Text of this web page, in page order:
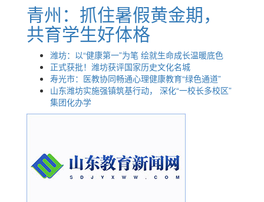
青州：抓住暑假黄金期，
共育学生好体格
潍坊：以“健康第一”为笔 绘就生命成长温暖底色
正式获批！潍坊获评国家历史文化名城
寿光市：医教协同畅通心理健康教育“绿色通道”
山东潍坊实施强镇筑基行动， 深化“一校长多校区”
集团化办学